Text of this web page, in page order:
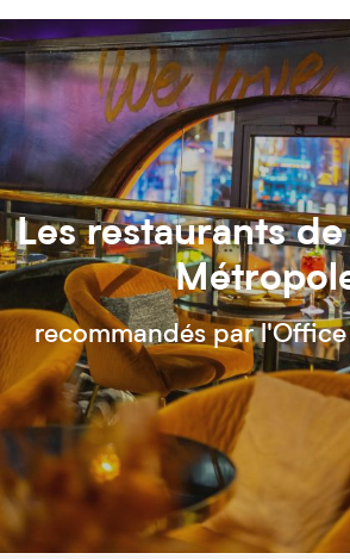
Les restaurants
recommandés par l'Office